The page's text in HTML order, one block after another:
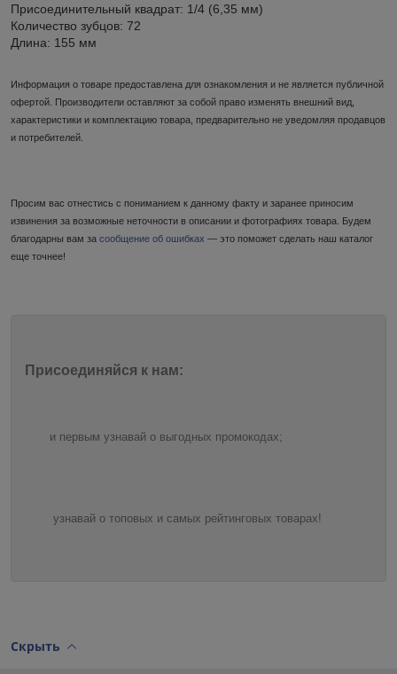
Присоединительный квадрат: 1/4 (6,35 мм)
Количество зубцов: 72
Длина: 155 мм
Информация о товаре предоставлена для ознакомления и не является публичной
офертой. Производители оставляют за собой право изменять внешний вид,
характеристики и комплектацию товара, предварительно не уведомляя продавцов
и потребителей.
Просим вас отнестись с пониманием к данному факту и заранее приносим
извинения за возможные неточности в описании и фотографиях товара. Будем
благодарны вам за сообщение об ошибках — это поможет сделать наш каталог
еще точнее!
Присоединяйся к нам:
и первым узнавай о выгодных промокодах;
узнавай о топовых и самых рейтинговых товарах!
Скрыть